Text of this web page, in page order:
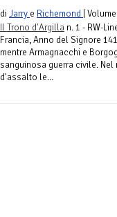
diJarry e Richemond | Volume
Il Trono d'Argilla n. 1 - RW-
Francia, Anno del Signore
mentre Armagnacchi e
sanguinosa guerra civile.
d'assalto le...